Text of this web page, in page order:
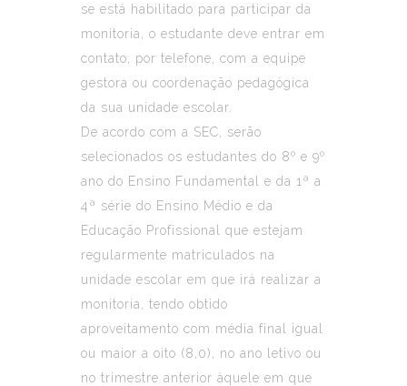
se está habilitado para participar da
monitoria, o estudante deve entrar em
contato, por telefone, com a equipe
gestora ou coordenação pedagógica
da sua unidade escolar.
De acordo com a SEC, serão
selecionados os estudantes do 8º e 9º
ano do Ensino Fundamental e da 1ª a
4ª série do Ensino Médio e da
Educação Profissional que estejam
regularmente matriculados na
unidade escolar em que irá realizar a
monitoria, tendo obtido
aproveitamento com média final igual
ou maior a oito (8,0), no ano letivo ou
no trimestre anterior àquele em que